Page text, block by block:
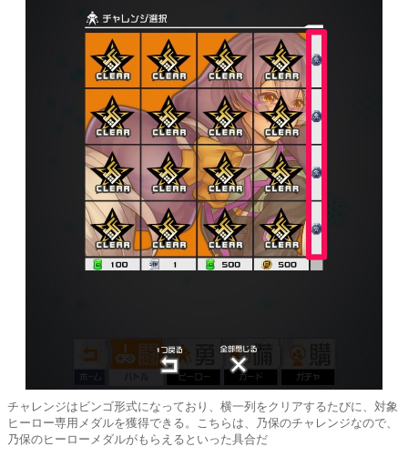
チャレンジはビンゴ形式になっており、横一列をクリアするたびに、対象
ヒーロー専用メダルを獲得できる。こちらは、乃保のチャレンジなので、
乃保のヒーローメダルがもらえるといった具合だ